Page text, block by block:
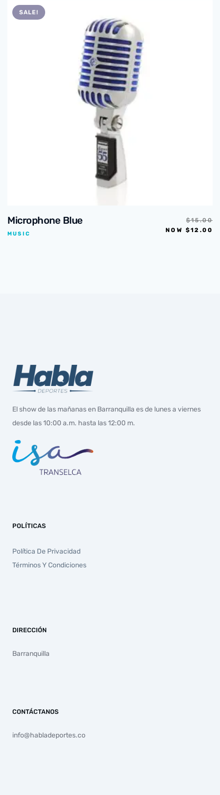
SALE!
Microphone Blue
MUSIC
$15.00
NOW $12.00
El show de las mañanas en Barranquilla es de lunes a viernes
desde las 10:00 a.m. hasta las 12:00 m.
POLÍTICAS
Política De Privacidad
Términos Y Condiciones
DIRECCIÓN
Barranquilla
CONTÁCTANOS
info@habladeportes.co